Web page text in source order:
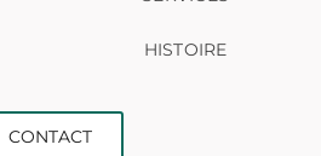
HISTOIRE
CONTACT